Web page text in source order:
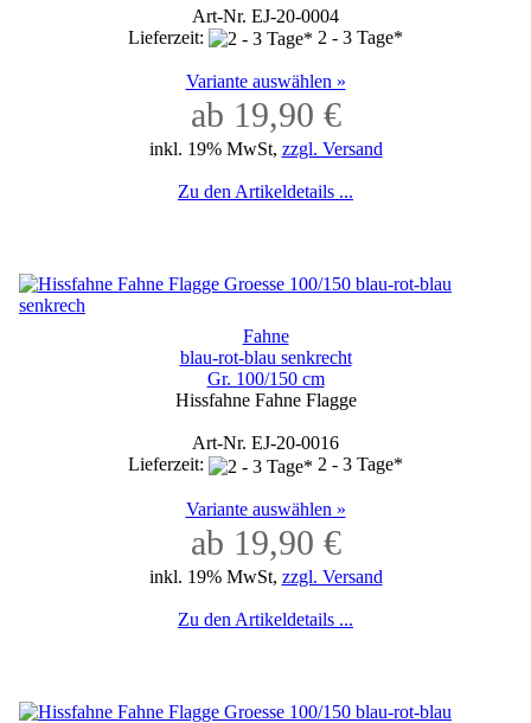
Art-Nr. EJ-20-0004
Lieferzeit:
2 - 3 Tage*
Variante auswählen »
ab 19,90 €
inkl. 19% MwSt, zzgl. Versand
Zu den Artikeldetails ...
Fahne
blau-rot-blau senkrecht
Gr. 100/150 cm
Hissfahne Fahne Flagge
Art-Nr. EJ-20-0016
Lieferzeit:
2 - 3 Tage*
Variante auswählen »
ab 19,90 €
inkl. 19% MwSt, zzgl. Versand
Zu den Artikeldetails ...